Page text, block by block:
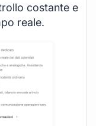
costante e
reale.